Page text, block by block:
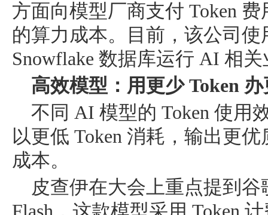
方面向模型厂商支付 Token
的算力成本。目前，该公司
Snowflake 数据库运行 AI 相
高效模型：用更少 Token
不同 AI 模型的 Token 使用
以更低 Token 消耗，输出更
成本。
皮查伊在大会上重点提到谷